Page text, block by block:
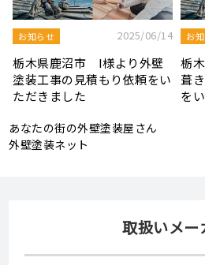
モルタル外壁の特徴と劣化症
状、メンテナンス方法を解説
令
助
あなたの街の外壁塗装屋さん
外壁塗装ネット
取扱いメー